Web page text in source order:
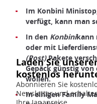
Im Konbini
verfügt, kann man
In den Konbinikann
oder mit
(Post)Pakete
Gepäck günstig
wollen.
In einigen Family